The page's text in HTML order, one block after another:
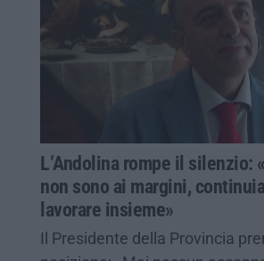
L’Andolina rompe il silenzio:
non sono ai margini,
lavorare insieme»
Il Presidente della Provincia